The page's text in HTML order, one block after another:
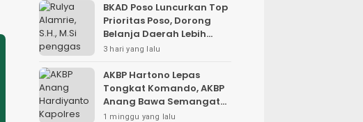
BKAD Poso Luncurkan Top
Prioritas Poso, Dorong
Belanja Daerah Lebih
Efektif dan Tepat
3 hari yang lalu
AKBP Hartono Lepas
Tongkat Komando, AKBP
Anang Bawa Semangat
Baru untuk Polres
1 minggu yang lalu